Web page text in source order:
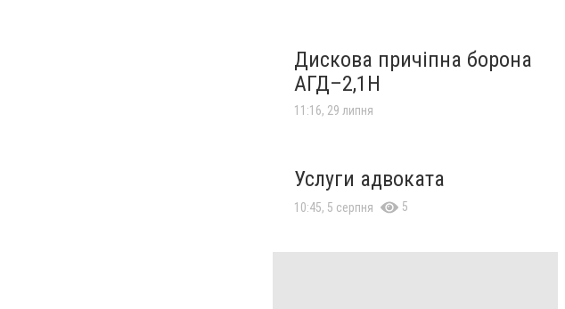
Дискова причіпна борона
АГД–2,1Н
11:16, 29 липня
Услуги адвоката
10:45, 5 серпня 5